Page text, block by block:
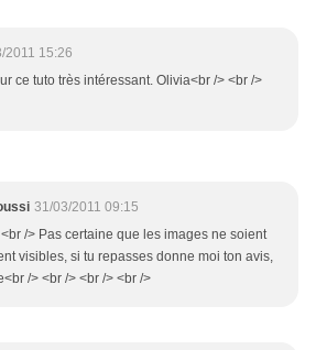
2011 15:26
ce tuto très intéressant. Olivia<br /> <br />
31/03/2011 09:15
/> Pas certaine que les images ne soient
visibles, si tu repasses donne moi ton avis,
/> <br /> <br /> <br />